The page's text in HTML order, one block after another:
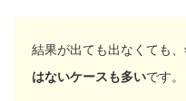
結果が出ても出なくても
はないケースも多いです。